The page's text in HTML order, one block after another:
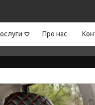
Про нас